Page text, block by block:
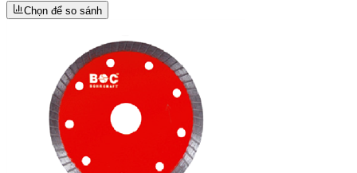
Chọn để so sánh